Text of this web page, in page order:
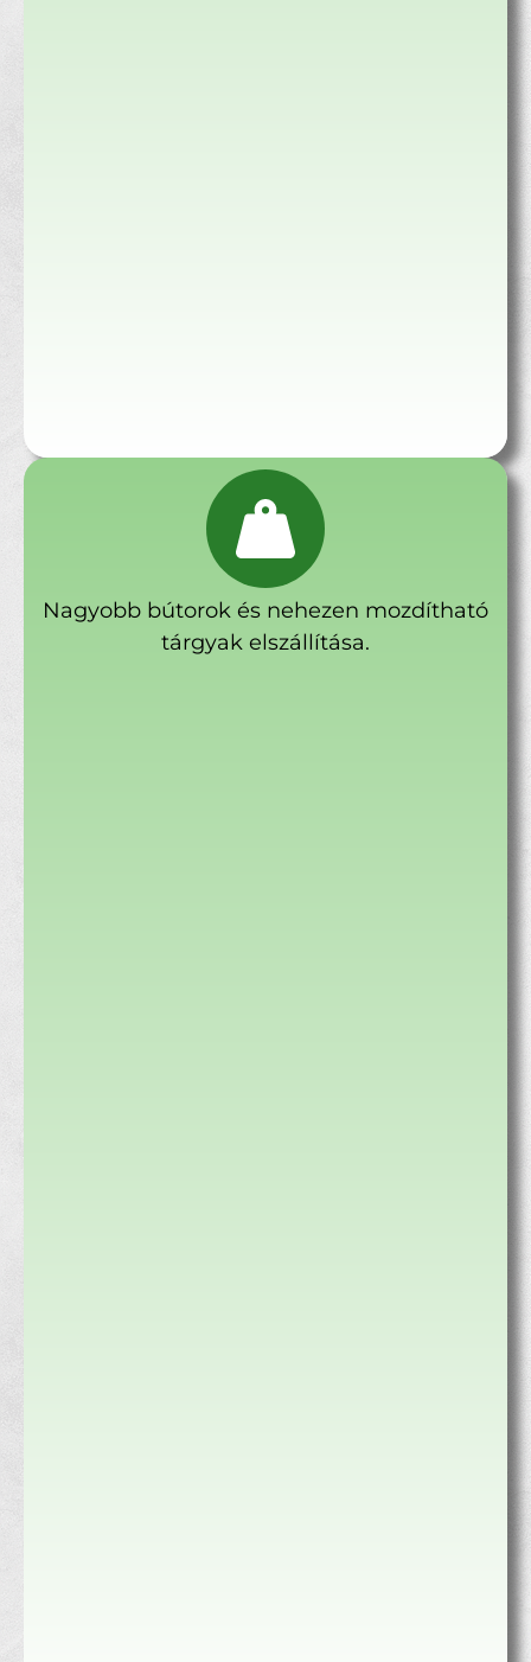
Nagyobb bútorok és nehezen mozdítható
tárgyak elszállítása.